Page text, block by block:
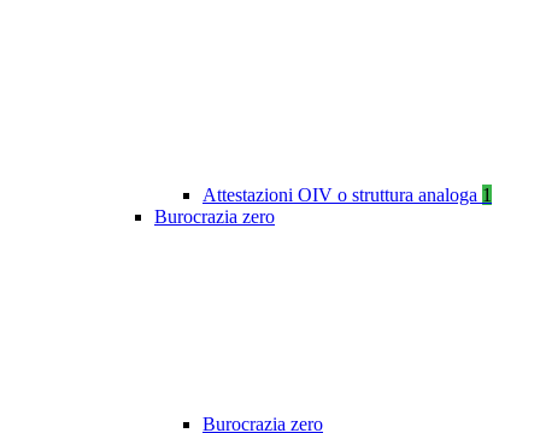
Attestazioni OIV o struttura analoga 1
Burocrazia zero
Burocrazia zero